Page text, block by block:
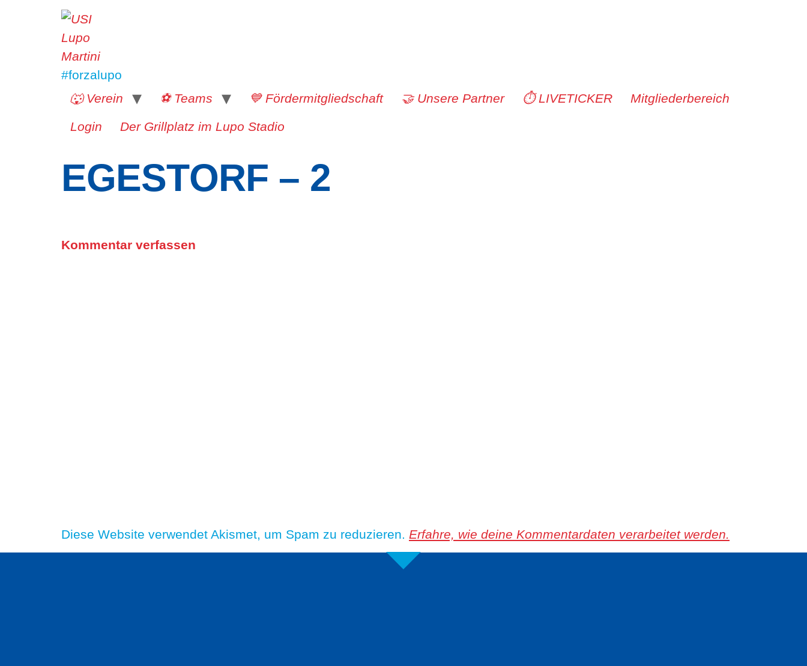
#forzalupo
🐺 Verein
⚽️ Teams 💙 Fördermitgliedschaft 🤝 Unsere Partner ⏱️ LIVETICKER Mitgliederbereich
Login Der Grillplatz im Lupo Stadio
EGESTORF – 2
Kommentar verfassen
Diese Website verwendet Akismet, um Spam zu reduzieren. Erfahre, wie deine Kommentardaten verarbeitet werden.